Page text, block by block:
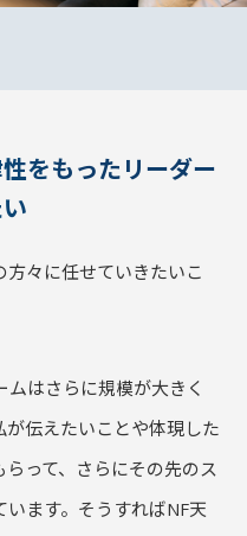
をもったリーダー
方々に任せていきたいこ
はさらに規模が大きく
伝えたいことや体現した
って、さらにその先のス
ます。そうすればNF天